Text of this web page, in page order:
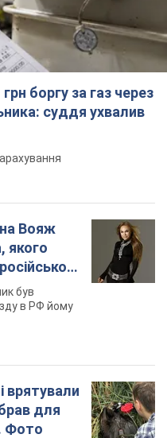
боргу за газ через
суддя ухвалив
Вояж
якого
був
в РФ йому
врятували
для
Фото